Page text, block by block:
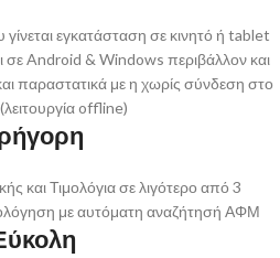
εγκατάσταση σε κινητό ή tablet
σε Android & Windows περιβάλλον και
παραστατικά με η χωρίς σύνδεση στο
offline)
και Τιμολόγια σε λιγότερο από 3
με αυτόματη αναζήτησή ΑΦΜ